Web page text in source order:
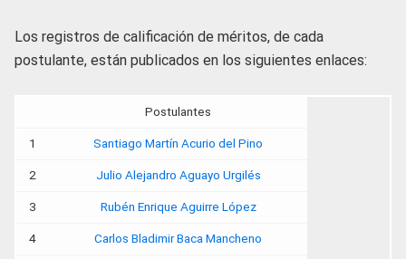
Los registros de calificación de méritos, de cada
postulante, están publicados en los siguientes enlaces:
Postulantes
1 Santiago Martín Acurio del Pino
2 Julio Alejandro Aguayo Urgilés
3 Rubén Enrique Aguirre López
4 Carlos Bladimir Baca Mancheno